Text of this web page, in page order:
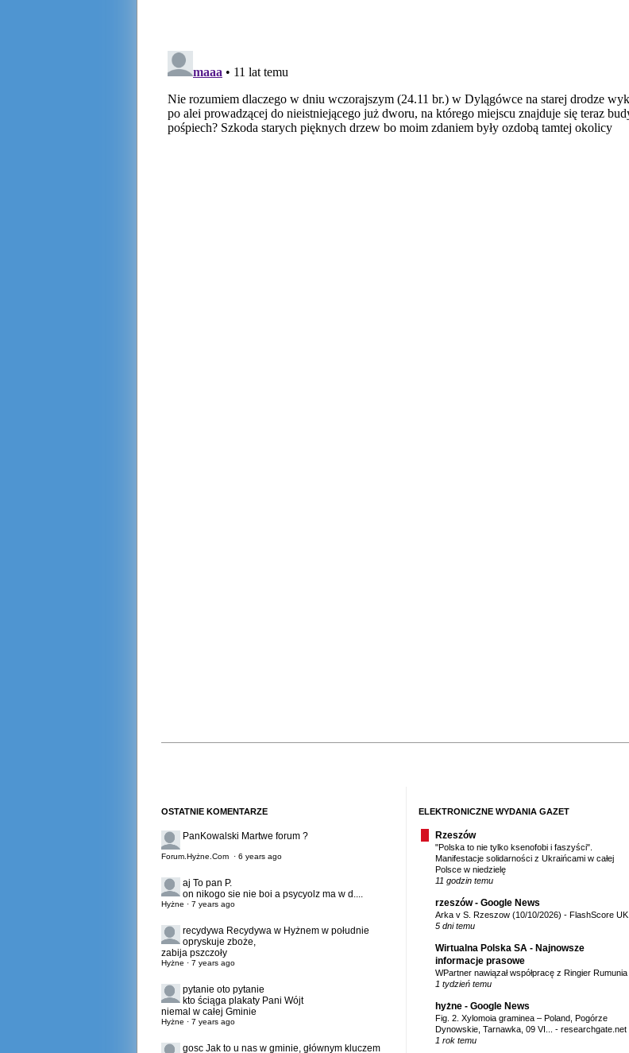
OSTATNIE KOMENTARZE
PanKowalski Martwe forum ?
Forum.Hyżne.Com · 6 years ago
aj To pan P.
on nikogo sie nie boi a psycyolz ma w d....
Hyżne · 7 years ago
recydywa Recydywa w Hyżnem w południe
opryskuje zboże,
zabija pszczoły
Hyżne · 7 years ago
pytanie oto pytanie
kto ściąga plakaty Pani Wójt
niemal w całej Gminie
Hyżne · 7 years ago
gosc Jak to u nas w gminie, głównym kluczem
ELEKTRONICZNE WYDANIA GAZET
Rzeszów
"Polska to nie tylko ksenofobi i faszyści".
Manifestacje solidarności z Ukraińcami w całej
Polsce w niedzielę
11 godzin temu
rzeszów - Google News
Arka v S. Rzeszow (10/10/2026) - FlashScore UK
5 dni temu
Wirtualna Polska SA - Najnowsze
informacje prasowe
WPartner nawiązał współpracę z Ringier Rumunia
1 tydzień temu
hyżne - Google News
Fig. 2. Xylomoia graminea – Poland, Pogórze
Dynowskie, Tarnawka, 09 VI... - researchgate.net
1 rok temu